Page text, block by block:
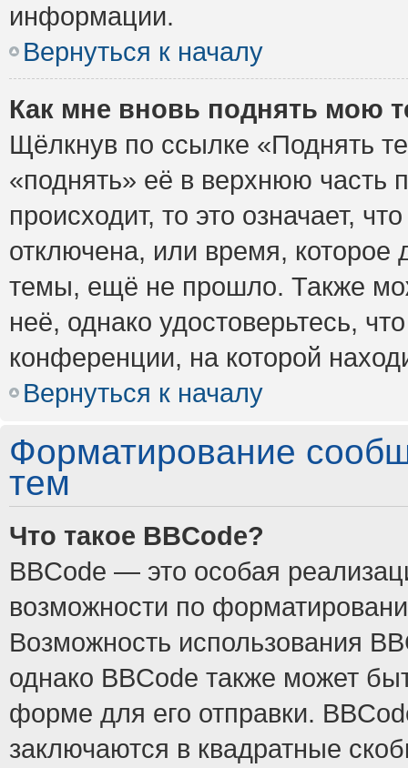
информации.
Вернуться к началу
Как мне вновь поднять мою
Щёлкнув по ссылке «Поднять
«поднять» её в верхнюю часть
происходит, то это означает,
отключена, или время, которое
темы, ещё не прошло. Также
неё, однако удостоверьтесь,
конференции, на которой
Вернуться к началу
Форматирование
тем
Что такое BBCode?
BBCode — это особая
возможности по
Возможность использования
однако BBCode также может
форме для его отправки.
заключаются в квадратные